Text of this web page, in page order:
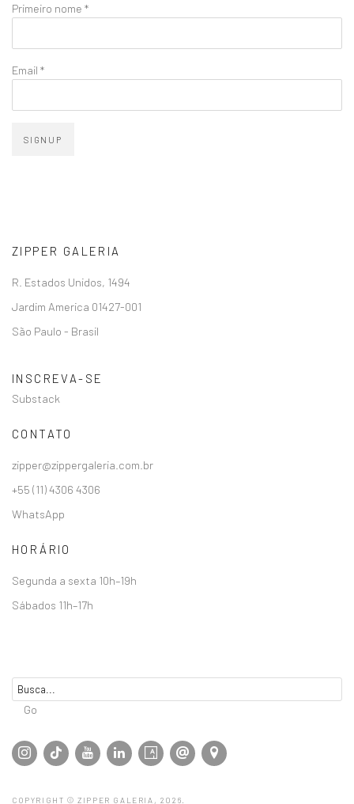
Primeiro nome *
Email *
SIGNUP
ZIPPER GALERIA
R. Estados Unidos, 1494
Jardim America 01427-001
São Paulo - Brasil
INSCREVA-SE
Substack
CONTATO
zipper@zippergaleria.com.br
+55 (11) 4306 4306
WhatsApp
HORÁRIO
Segunda a sexta 10h–19h
Sábados 11h–17h
Go
COPYRIGHT © ZIPPER GALERIA, 2026.